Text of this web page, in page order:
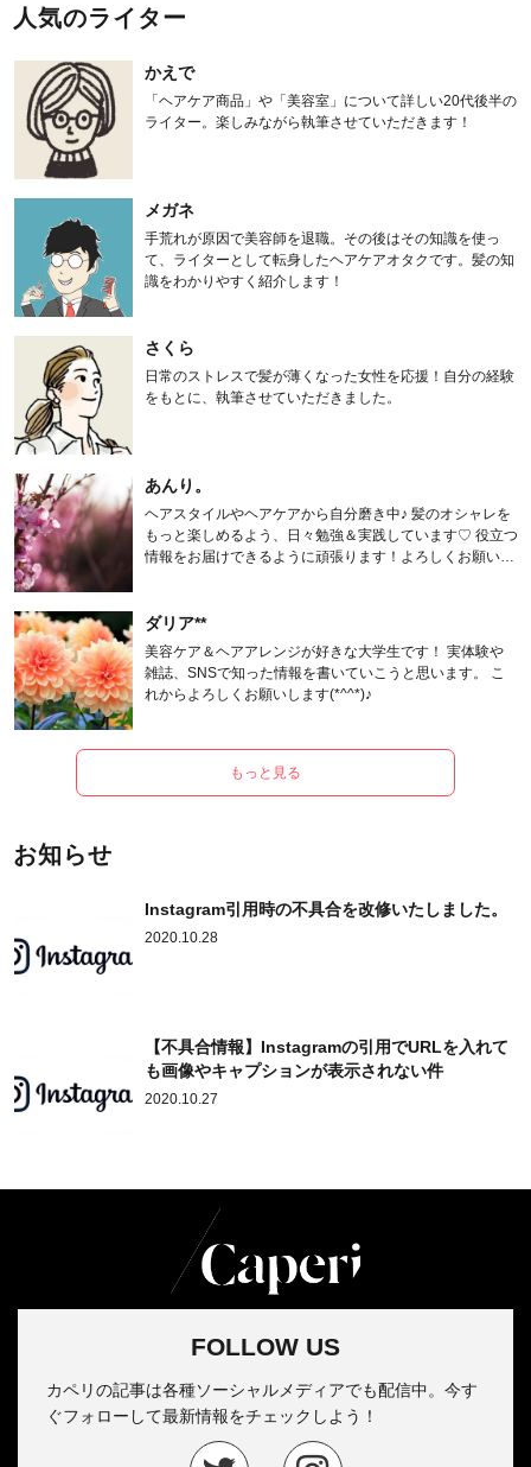
人気のライター
かえで
「ヘアケア商品」や「美容室」について詳しい20代後半の
ライター。楽しみながら執筆させていただきます！
メガネ
手荒れが原因で美容師を退職。その後はその知識を使っ
て、ライターとして転身したヘアケアオタクです。髪の知
識をわかりやすく紹介します！
さくら
日常のストレスで髪が薄くなった女性を応援！自分の経験
をもとに、執筆させていただきました。
あんり。
ヘアスタイルやヘアケアから自分磨き中♪ 髪のオシャレを
もっと楽しめるよう、日々勉強＆実践しています♡ 役立つ
情報をお届けできるように頑張ります！よろしくお願いし
ダリア**
美容ケア＆ヘアアレンジが好きな大学生です！ 実体験や
雑誌、SNSで知った情報を書いていこうと思います。 こ
れからよろしくお願いします(*^^*)♪
もっと見る
お知らせ
Instagram引用時の不具合を改修いたしました。
2020.10.28
【不具合情報】Instagramの引用でURLを入れて
も画像やキャプションが表示されない件
2020.10.27
FOLLOW US
カペリの記事は各種ソーシャルメディアでも配信中。今す
ぐフォローして最新情報をチェックしよう！